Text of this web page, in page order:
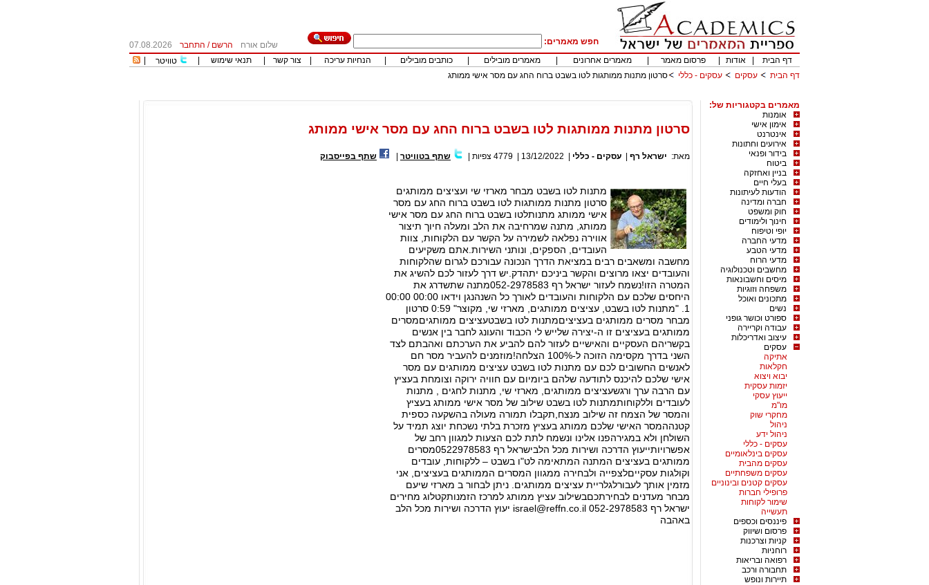
חפש מאמרים: שלום אורח הרשם / התחבר
07.08.2026
דף הבית
אודות פרסום מאמר מאמרים אחרונים מאמרים מובילים כותבים מובילים הנחיות עריכה צור קשר תנאי שימוש טוויטר
דף הבית
עסקים עסקים - כללי סרטון מתנות ממותגות לטו בשבט ברוח החג עם מסר אישי ממותג
מאמרים בקטגוריות של:
אומנות
אימון אישי
אינטרנט
אירועים וחתונות
בידור ופנאי
ביטוח
בניין ואחזקה
בעלי חיים
הודעות לעיתונות
חברה ומדינה
חוק ומשפט
חינוך ולימודים
יופי וטיפוח
מדעי החברה
מדעי הטבע
מדעי הרוח
מחשבים וטכנולוגיה
מיסים וחשבונאות
משפחה וזוגיות
מתכונים ואוכל
נשים
ספורט וכושר גופני
עבודה וקריירה
עיצוב ואדריכלות
עסקים
אתיקה
חקלאות
יבוא ויצוא
יזמות עסקית
ייעוץ עסקי
מו"מ
מחקרי שוק
ניהול
ניהול ידע
עסקים - כללי
עסקים בינלאומיים
עסקים מהבית
עסקים משפחתיים
עסקים קטנים ובינוניים
פרופילי חברות
שימור לקוחות
תעשייה
פיננסים וכספים
פרסום ושיווק
קניות וצרכנות
רוחניות
רפואה ובריאות
תחבורה ורכב
תיירות ונופש
סרטון מתנות ממותגות לטו בשבט ברוח החג עם מסר אישי ממותג
מאת: ישראל רף עסקים - כללי 13/12/2022
4779 צפיות שתף בטוויטר שתף בפייסבוק
מתנות לטו בשבט מבחר מארזי שי ועציצים ממותגים
סרטון מתנות ממותגות לטו בשבט ברוח החג עם מסר
אישי ממותג מתנותלטו בשבט ברוח החג עם מסר אישי
ממותג, מתנה שמרחיבה את הלב ומעלה חיוך תיצור
אווירה נפלאה לשמירה על הקשר עם הלקוחות, צוות
העובדים, הספקים, ונותני השירות.אתם משקיעים
מחשבה ומשאבים רבים במציאת הדרך הנכונה עבורכם לגרום שהלקוחות
והעובדים יצאו מרוצים והקשר ביניכם יתהדק.יש דרך לעזור לכם להשיג את
המטרה הזו!נשמח לעזור ישראל רף 052-2978583מתנה שתשדרג את
היחסים שלכם עם הלקוחות והעובדים לאורך כל השנהנגן וידאו 00:00 00:00
1. "מתנות לטו בשבט, עציצים ממותגים, מארזי שי, מקוצר" 0:59 סרטון
מבחר מסרים ממותגים בעציציםמתנות לטו בשבטעציצים ממותגיםמסרים
ממותגים בעציצים זו ה-יצירה שלייש לי הכבוד והעונג לחבר בין אנשים
בקשריהם העסקיים והאישיים לעזור להם להביע את הערכתם ואהבתם לצד
השני בדרך מקסימה הזוכה ל-100% הצלחה!מוזמנים להעביר מסר חם
לאנשים החשובים לכם עם מתנות לטו בשבט עציצים ממותגים עם מסר
אישי שלכם להיכנס לתודעה שלהם ביומיום עם חוויה ירוקה וצומחת בעציץ
עם הרבה ערך ורגשעציצים ממותגים, מארזי שי, מתנות לחגים , מתנות
לעובדים וללקוחותמתנות לטו בשבט שילוב של מסר אישי ממותג בעציץ
והמסר של הצמח זה שילוב מנצח,תקבלו תמורה מעולה בהשקעה כספית
קטנההמסר האישי שלכם ממותג בעציץ מזכרת בלתי נשכחת יוצג תמיד על
השולחן ולא במגירהפנו אלינו ונשמח לתת לכם הצעות למגוון רחב של
אפשרויותייעוץ הדרכה ושירות מכל הלבישראל רף 0522978583מסרים
ממותגים בעציצים המתנה המתאימה לט"ו בשבט – ללקוחות, עובדים
וקולגות עסקייםלצפייה ולבחירה ממגוון המסרים הממותגים בעציצים, אני
מזמין אותך לעבורלגלריית עציצים ממותגים. ניתן לבחור ב מארזי שיעם
מבחר מעדנים לבחירתכםבשילוב עציץ ממותג למרכז הזמנותקטלוג מחירים
ישראל רף 052-2978583
israel@reffn.co.il יעוץ הדרכה ושירות מכל הלב
באהבה